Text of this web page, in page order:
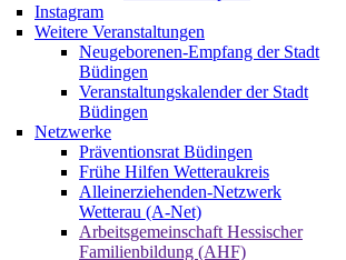
Instagram
Weitere Veranstaltungen
Neugeborenen-Empfang der Stadt
Büdingen
Veranstaltungskalender der Stadt
Büdingen
Netzwerke
Präventionsrat Büdingen
Frühe Hilfen Wetteraukreis
Alleinerziehenden-Netzwerk
Wetterau (A-Net)
Arbeitsgemeinschaft Hessischer
Familienbildung (AHF)